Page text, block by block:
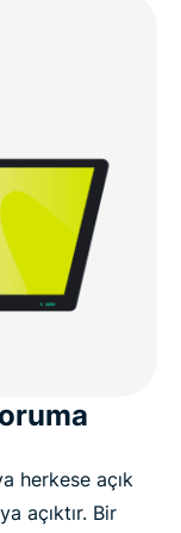
herkese açık
açıktır. Bir